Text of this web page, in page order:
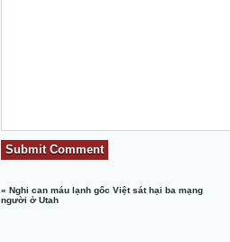
«Nghi can máu lạnh gốc Việt sát hại ba mạng
người ở Utah